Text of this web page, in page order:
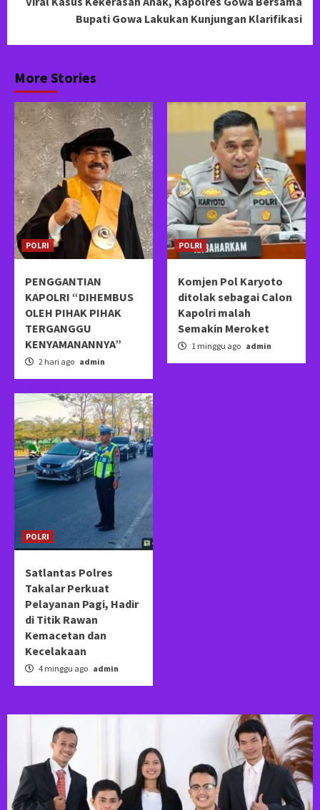
Bupati Gowa Lakukan Kunjungan Klarifikasi
More Stories
POLRI
PENGGANTIAN
KAPOLRI “DIHEMBUS
OLEH PIHAK PIHAK
TERGANGGU
KENYAMANANNYA”
2 hari ago admin
POLRI
Komjen Pol Karyoto
ditolak sebagai Calon
Kapolri malah
Semakin Meroket
1 minggu ago admin
POLRI
Satlantas Polres
Takalar Perkuat
Pelayanan Pagi, Hadir
di Titik Rawan
Kemacetan dan
Kecelakaan
4 minggu ago admin